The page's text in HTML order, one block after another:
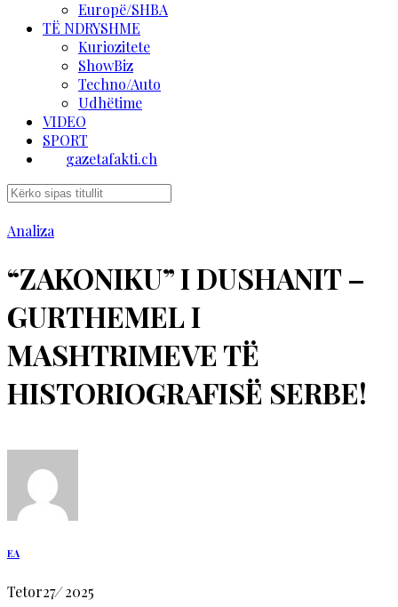
Europë/SHBA
TË NDRYSHME
Kuriozitete
ShowBiz
Techno/Auto
Udhëtime
VIDEO
SPORT
gazetafakti.ch
Analiza
“ZAKONIKU” I DUSHANIT –
GURTHEMEL I
MASHTRIMEVE TË
HISTORIOGRAFISË SERBE!
EA
Tetor27/2025